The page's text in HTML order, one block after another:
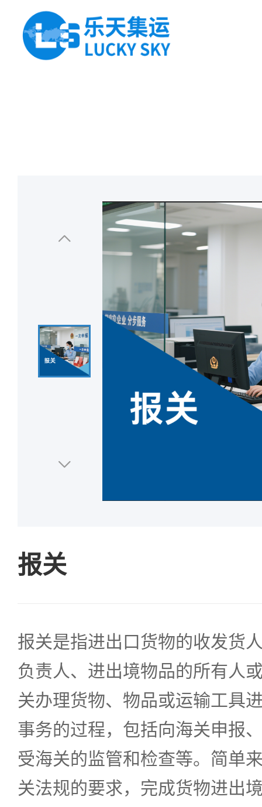
报关
报关是指进出口货物的收发货
负责人、进出境物品的所有人
关办理货物、物品或运输工具
事务的过程，包括向海关申报
受海关的监管和检查等。简单
关法规的要求，完成货物进出